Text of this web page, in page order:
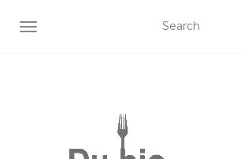
AFFICHER/MASQUER LA NAVIGATION